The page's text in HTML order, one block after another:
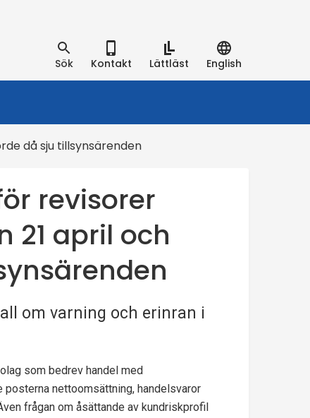
Sök Kontakt Lättläst English
då sju tillsynsärenden
revisorer
21 april och
om varning och erinran i
som bedrev handel med
nettoomsättning, handelsvaror
frågan om åsättande av kundriskprofil